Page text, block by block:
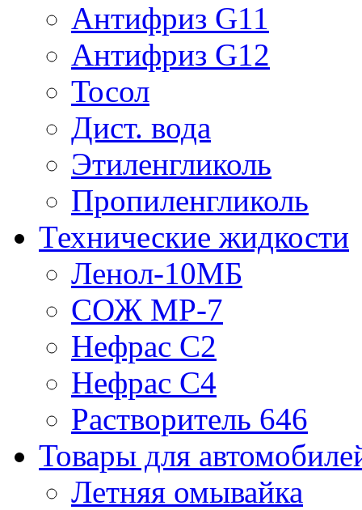
Антифриз G11
Антифриз G12
Тосол
Дист. вода
Этиленгликоль
Пропиленгликоль
Технические жидкости
Ленол-10МБ
СОЖ МР-7
Нефрас С2
Нефрас С4
Растворитель 646
Товары для
Летняя омывайка